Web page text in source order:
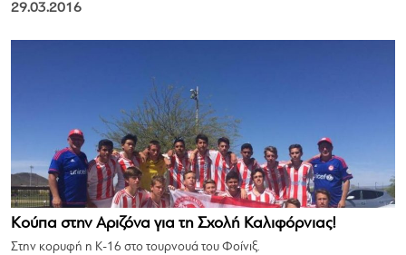
29.03.2016
Κούπα στην Αριζόνα για τη Σχολή Καλιφόρνιας!
Στην κορυφή η Κ-16 στο τουρνουά του Φοίνιξ.